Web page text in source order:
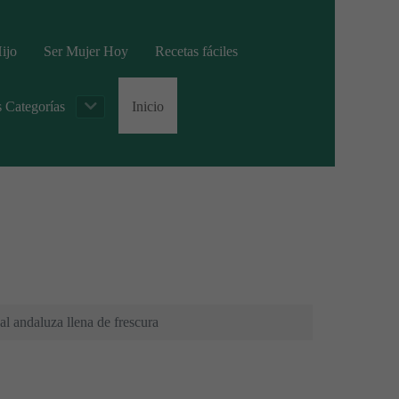
Ser Mujer Hoy Recetas fáciles
Categorías Inicio
andaluza llena de frescura